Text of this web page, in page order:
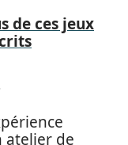
de ces jeux
atelier de